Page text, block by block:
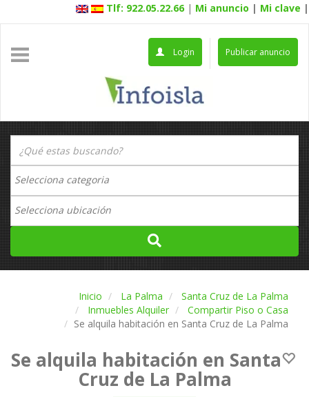
Tlf: 922.05.22.66 | Mi anuncio | Mi clave |
Publicar anuncio
Login
Inicio La Palma
Santa Cruz de La Palma
Inmuebles Alquiler
Compartir Piso o Casa
Se alquila habitación en Santa Cruz de La Palma
Se alquila habitación en Santa
Cruz de La Palma